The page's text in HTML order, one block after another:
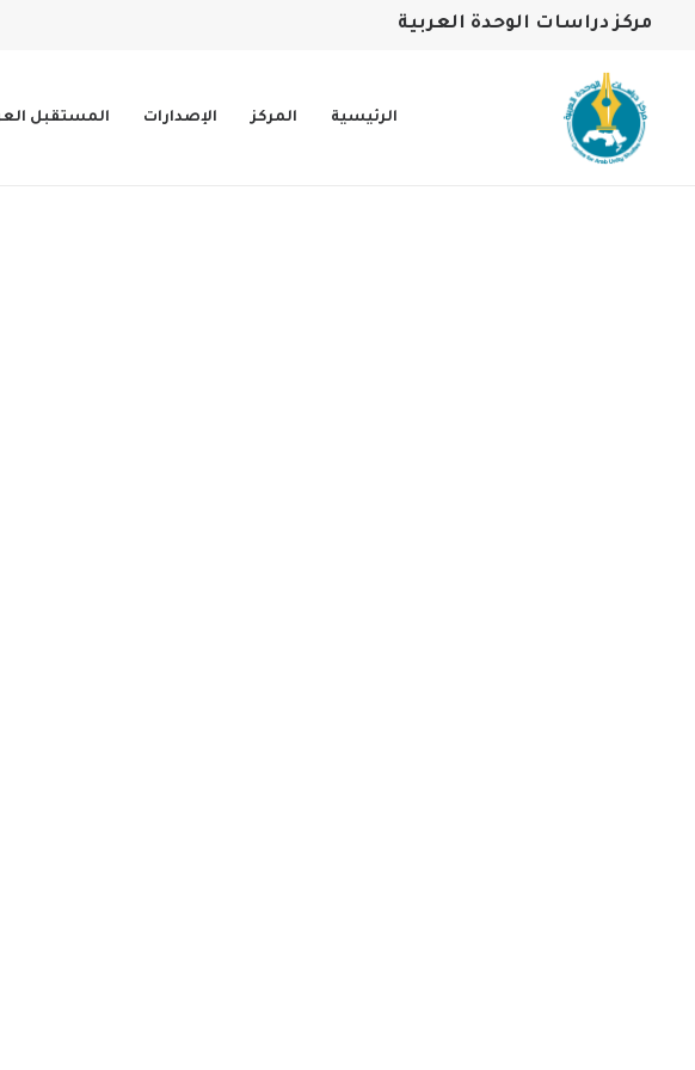
مركز دراسات الوحدة العربية
الرئيسية المركز الإصدارات المستقبل